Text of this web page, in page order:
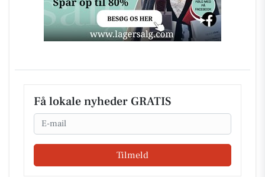
Få lokale nyheder GRATIS
Email
Tilmeld